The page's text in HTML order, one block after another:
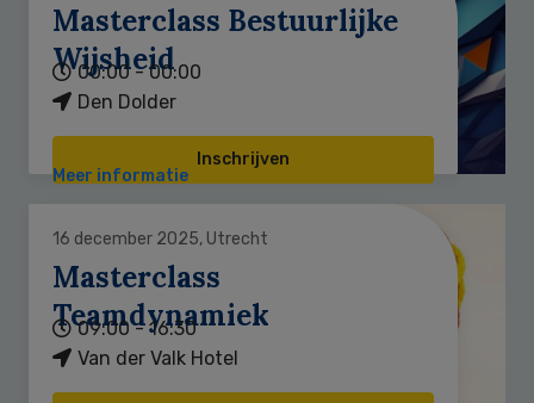
Masterclass Bestuurlijke
Wijsheid
00:00 - 00:00
Den Dolder
Inschrijven
Meer informatie
16 december 2025, Utrecht
Masterclass
Teamdynamiek
09:00 - 16:30
Van der Valk Hotel